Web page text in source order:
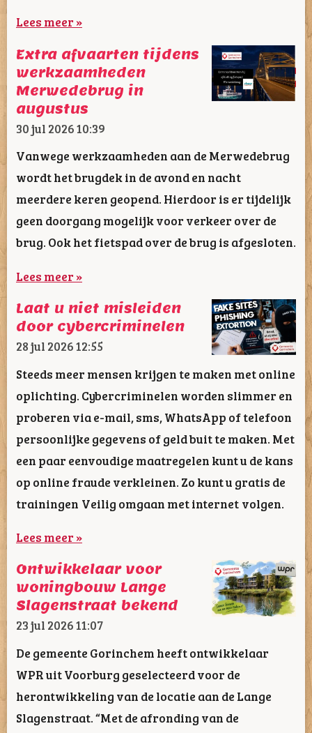
Lees meer »
Extra afvaarten tijdens
werkzaamheden
Merwedebrug in
augustus
30 jul 202610:39
Vanwege werkzaamheden aan de Merwedebrug
wordt het brugdek in de avond en nacht
meerdere keren geopend. Hierdoor is er tijdelijk
geen doorgang mogelijk voor verkeer over de
brug. Ook het fietspad over de brug is afgesloten.
Lees meer »
Laat u niet misleiden
door cybercriminelen
28 jul 202612:55
Steeds meer mensen krijgen te maken met online
oplichting. Cybercriminelen worden slimmer en
proberen via e-mail, sms, WhatsApp of telefoon
persoonlijke gegevens of geld buit te maken. Met
een paar eenvoudige maatregelen kunt u de kans
op online fraude verkleinen. Zo kunt u gratis de
trainingen Veilig omgaan met internet volgen.
Lees meer »
Ontwikkelaar voor
woningbouw Lange
Slagenstraat bekend
23 jul 202611:07
De gemeente Gorinchem heeft ontwikkelaar
WPR uit Voorburg geselecteerd voor de
herontwikkeling van de locatie aan de Lange
Slagenstraat. “Met de afronding van de